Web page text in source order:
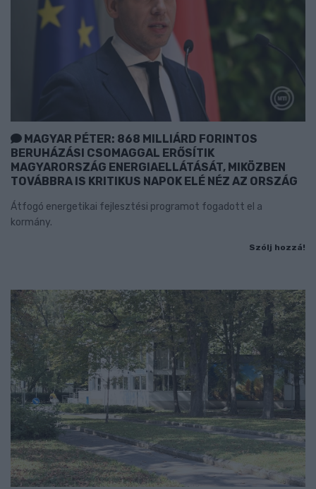
MAGYAR PÉTER: 868 MILLIÁRD FORINTOS
BERUHÁZÁSI CSOMAGGAL ERŐSÍTIK
MAGYARORSZÁG ENERGIAELLÁTÁSÁT, MIKÖZBEN
TOVÁBBRA IS KRITIKUS NAPOK ELÉ NÉZ AZ ORSZÁG
Átfogó energetikai fejlesztési programot fogadott el a
kormány.
Szólj hozzá!